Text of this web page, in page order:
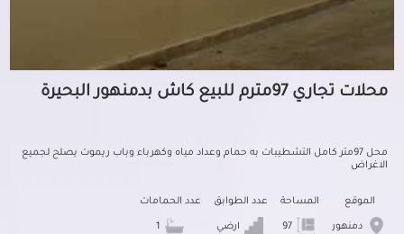
محلات تجاري 97مترم للبيع كاش بدمنهور البحيرة
محل 97متر كامل التشطيبات به حمام وعداد مياه وكهرباء وباب ريموت يصلح لجميع
الاغراض
الموقع
دمنهور
المساحة عدد الطوابق
ارضي
عدد الحمامات